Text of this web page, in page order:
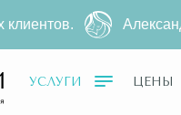
УСЛУГИ ЦЕНЫ
эпиляция за